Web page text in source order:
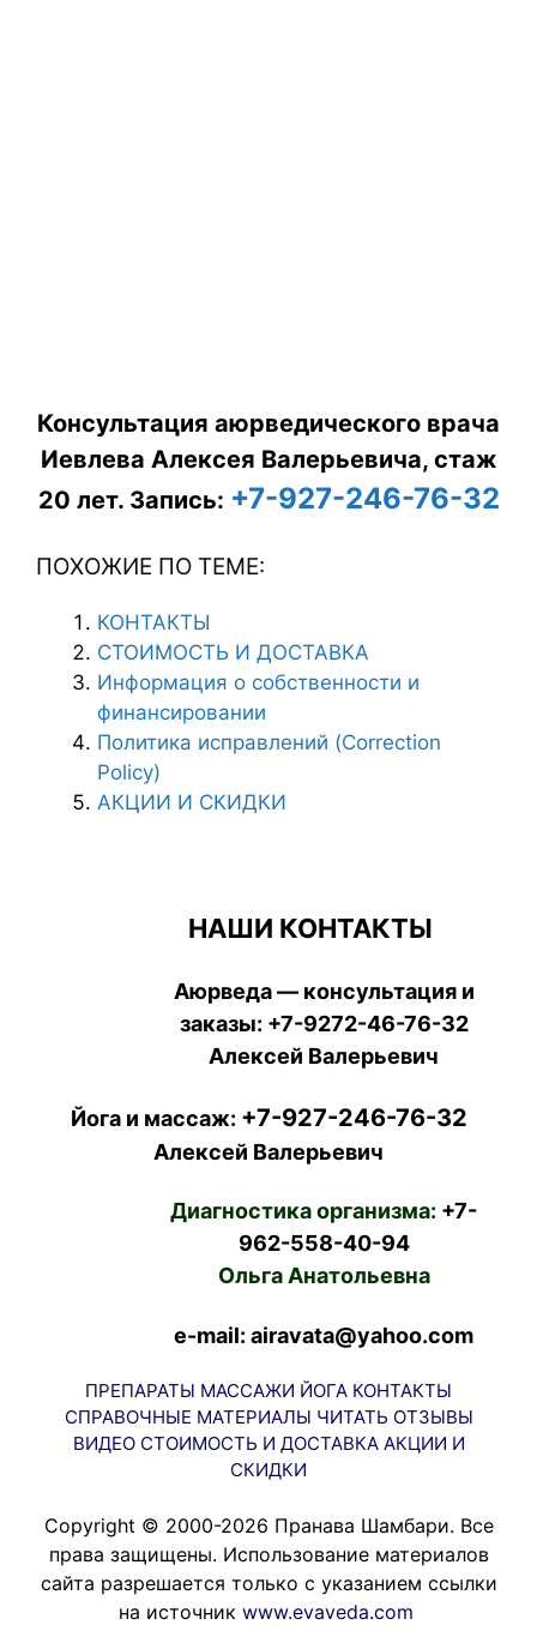
Консультация аюрведического врача
Иевлева Алексея Валерьевича, стаж
20 лет. Запись: +7-927-246-76-32
ПОХОЖИЕ ПО ТЕМЕ:
КОНТАКТЫ
СТОИМОСТЬ И ДОСТАВКА
Информация о собственности и
финансировании
Политика исправлений (Correction
Policy)
АКЦИИ И СКИДКИ
НАШИ КОНТАКТЫ
Аюрведа — консультация и
заказы: +7-9272-46-76-32
Алексей Валерьевич
Йога и массаж: +7-927-246-76-32
Алексей Валерьевич
Диагностика организма: +7-
962-558-40-94
Ольга Анатольевна
e-mail: airavata@yahoo.com
ПРЕПАРАТЫ МАССАЖИ ЙОГА КОНТАКТЫ
СПРАВОЧНЫЕ МАТЕРИАЛЫ ЧИТАТЬ ОТЗЫВЫ
ВИДЕО СТОИМОСТЬ И ДОСТАВКА АКЦИИ И
СКИДКИ
Copyright © 2000-2026 Пранава Шамбари. Все
права защищены. Использование материалов
сайта разрешается только с указанием ссылки
на источник www.evaveda.com